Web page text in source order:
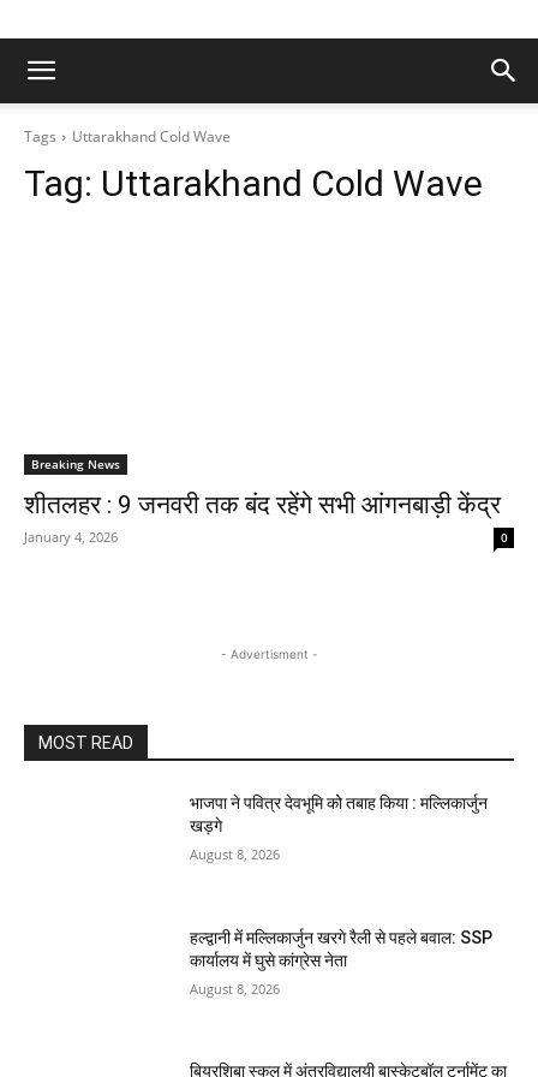
Tags Uttarakhand Cold Wave
Tag: Uttarakhand Cold Wave
Breaking News
शीतलहर : 9 जनवरी तक बंद रहेंगे सभी आंगनबाड़ी केंद्र
January 4, 2026 0
- Advertisment -
MOST READ
भाजपा ने पवित्र देवभूमि को तबाह किया : मल्लिकार्जुन
खड़गे
August 8, 2026
हल्द्वानी में मल्लिकार्जुन खरगे रैली से पहले बवाल: SSP
कार्यालय में घुसे कांग्रेस नेता
August 8, 2026
बियरशिबा स्कूल में अंतरविद्यालयी बास्केटबॉल टूर्नामेंट का